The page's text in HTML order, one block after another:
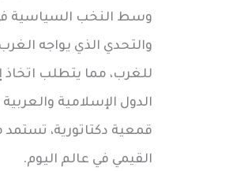
وسط النخب السياسية في
والتحدي الذي يواجه
للغرب، مما يتطلب اتخاذ
الدول الإسلامية
قمعية دكتاتورية، تستمد
القيمي في عالم اليوم.